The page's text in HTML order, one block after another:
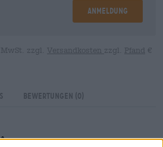
Anmeldung
zzgl. Versandkosten zzgl. Pfand €
Bewertungen (0)